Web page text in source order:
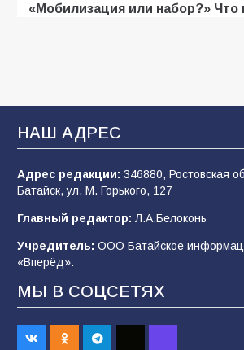
«Мобилизация или набор?» Что
В Батайске продолжаются
100 04.08.2026
Будет ли мобилизация в России
после выборов: в Госдуме дали
94 06.08.2026
«Пургу нести — не поля
заявления о мобилизации — это
пропагандистский вброс
НАШ АДРЕС
Адрес редакции: 346880, Ростовская
Батайск, ул. М. Горького, 127
Главный редактор: Л.А.Белоконь
Учредитель: ООО Батайское
«Вперёд».
МЫ В СОЦСЕТЯХ